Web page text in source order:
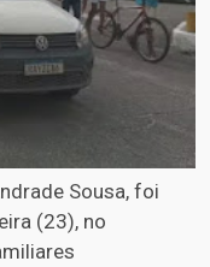
Sousa, foi
(23), no